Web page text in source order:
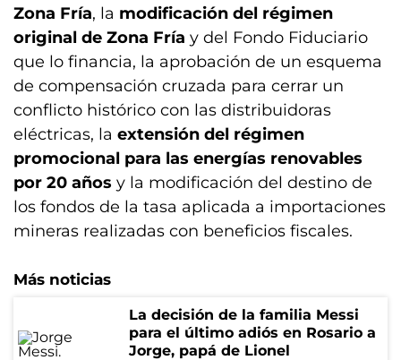
Zona Fría, la modificación del régimen
original de Zona Fría y del Fondo Fiduciario
que lo financia, la aprobación de un esquema
de compensación cruzada para cerrar un
conflicto histórico con las distribuidoras
eléctricas, la extensión del régimen
promocional para las energías renovables
por 20 años y la modificación del destino de
los fondos de la tasa aplicada a importaciones
mineras realizadas con beneficios fiscales.
Más noticias
La decisión de la familia Messi
para el último adiós en Rosario a
Jorge, papá de Lionel